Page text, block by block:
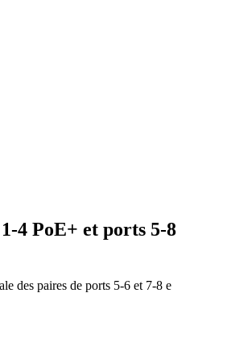
4 PoE+ et ports 5-8
des paires de ports 5-6 et 7-8 e